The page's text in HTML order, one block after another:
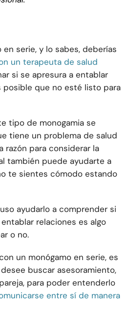
en serie, y lo sabes, deberías
un terapeuta de salud
si se apresura a entablar
posible que no esté listo para
tipo de monogamia se
tiene un problema de salud
razón para considerar la
también puede ayudarte a
te sientes cómodo estando
ayudarlo a comprender si
relaciones es algo
o no.
un monógamo en serie, es
buscar asesoramiento,
para poder entenderlo
entre sí de manera